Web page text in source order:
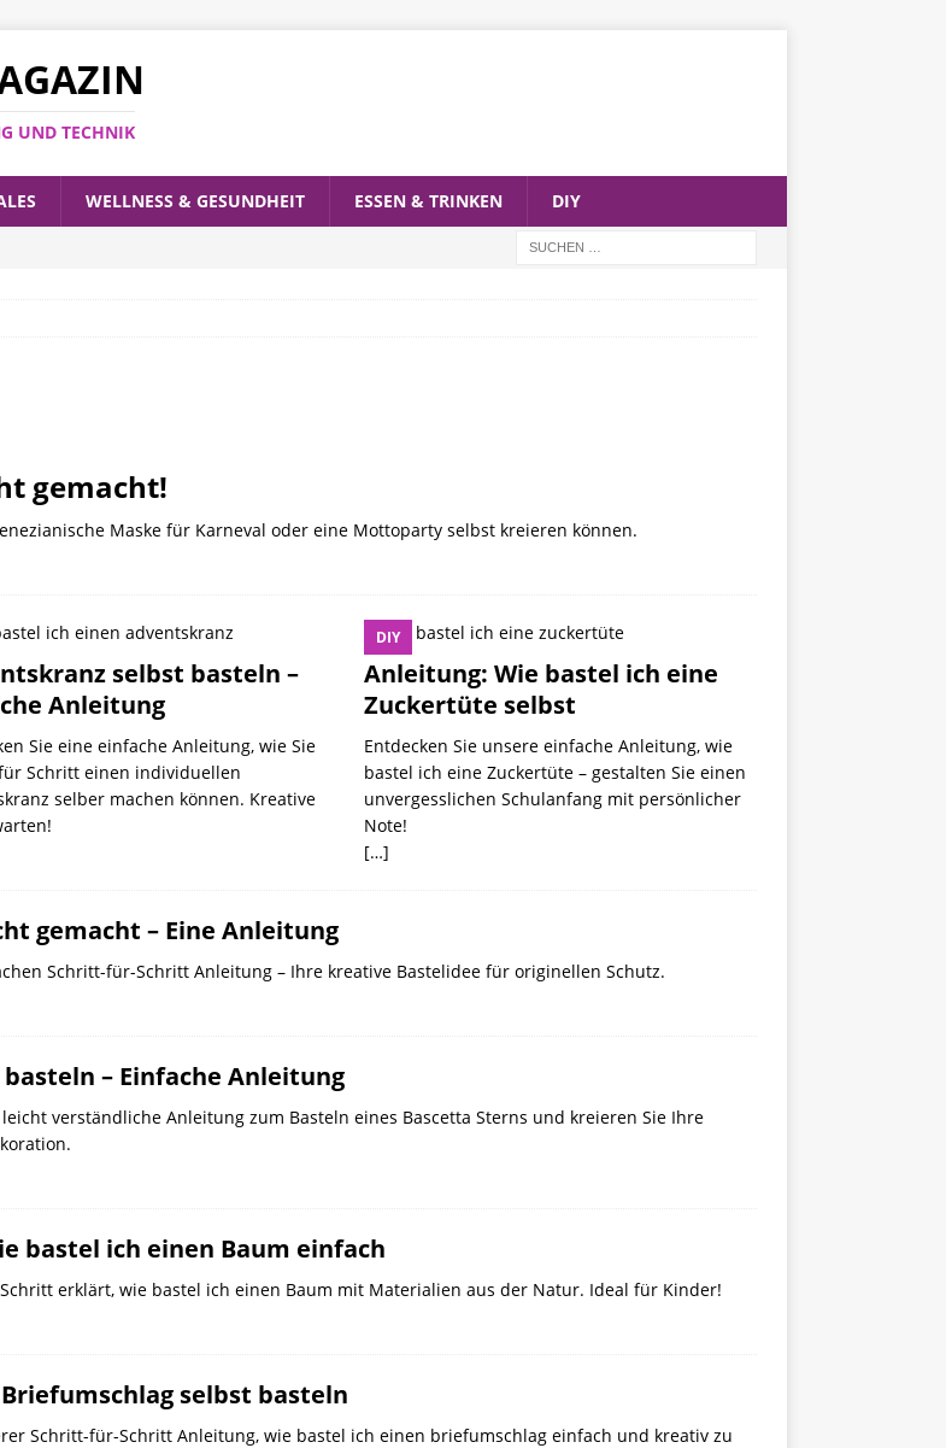
UND TECHNIK
WELLNESS & GESUNDHEIT ESSEN & TRINKEN DIY
gemacht!
Maske für Karneval oder eine Mottoparty selbst kreieren können.
selbst basteln –
Anleitung
Sie eine einfache Anleitung, wie Sie
Schritt einen individuellen
selber machen können. Kreative
DIY
Anleitung: Wie bastel ich eine
Zuckertüte selbst
Entdecken Sie unsere einfache Anleitung, wie
bastel ich eine Zuckertüte – gestalten Sie einen
unvergesslichen Schulanfang mit persönlicher
Note!
[…]
gemacht – Eine Anleitung
Schritt-für-Schritt Anleitung – Ihre kreative Bastelidee für originellen Schutz.
– Einfache Anleitung
verständliche Anleitung zum Basteln eines Bascetta Sterns und kreieren Sie Ihre
bastel ich einen Baum einfach
erklärt, wie bastel ich einen Baum mit Materialien aus der Natur. Ideal für Kinder!
selbst basteln
Schritt-für-Schritt Anleitung, wie bastel ich einen briefumschlag einfach und kreativ zu